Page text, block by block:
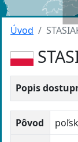
Úvod
Popis
Pôvod